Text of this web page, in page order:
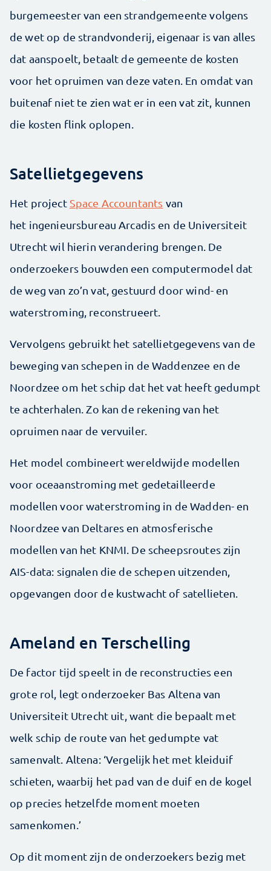
burgemeester van een strandgemeente volgens
de wet op de strandvonderij, eigenaar is van alles
dat aanspoelt, betaalt de gemeente de kosten
voor het opruimen van deze vaten. En omdat van
buitenaf niet te zien wat er in een vat zit, kunnen
die kosten flink oplopen.
Satellietgegevens
Het project Space Accountants van
het ingenieursbureau Arcadis en de Universiteit
Utrecht wil hierin verandering brengen. De
onderzoekers bouwden een computer­model dat
de weg van zo’n vat, gestuurd door wind- en
waterstroming, reconstrueert.
Vervolgens gebruikt het satellietgegevens van de
beweging van schepen in de Waddenzee en de
Noordzee om het schip dat het vat heeft gedumpt
te achterhalen. Zo kan de rekening van het
opruimen naar de vervuiler.
Het model combineert wereldwijde modellen
voor oceaanstroming met gedetailleerde
modellen voor waterstroming in de Wadden- en
Noordzee van Deltares en atmosferische
modellen van het KNMI. De scheepsroutes zijn
AIS-data: signalen die de schepen uitzenden,
opgevangen door de kustwacht of satellieten.
Ameland en Terschelling
De factor tijd speelt in de reconstructies een
grote rol, legt onderzoeker Bas Altena van
Universiteit Utrecht uit, want die bepaalt met
welk schip de route van het gedumpte vat
samenvalt. Altena: ‘Vergelijk het met kleiduif
schieten, waarbij het pad van de duif en de kogel
op precies hetzelfde moment moeten
samenkomen.’
Op dit moment zijn de onderzoekers bezig met